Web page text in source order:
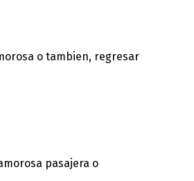
o tambien, regresar
pasajera o